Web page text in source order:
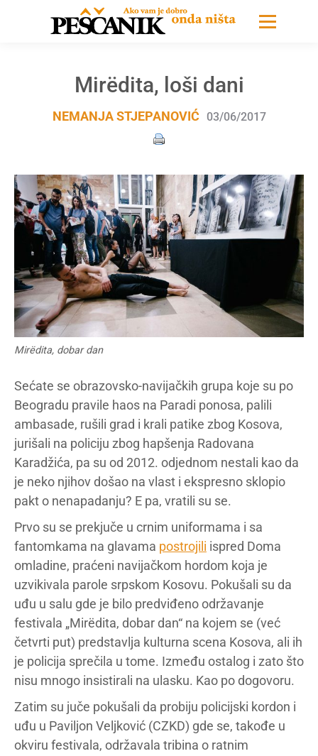
Mirëdita, loši dani
NEMANJA STJEPANOVIĆ 03/06/2017
Mirëdita, dobar dan
Sećate se obrazovsko-navijačkih grupa koje su po
Beogradu pravile haos na Paradi ponosa, palili
ambasade, rušili grad i krali patike zbog Kosova,
jurišali na policiju zbog hapšenja Radovana
Karadžića, pa su od 2012. odjednom nestali kao da
je neko njihov došao na vlast i ekspresno sklopio
pakt o nenapadanju? E pa, vratili su se.
Prvo su se prekjuče u crnim uniformama i sa
fantomkama na glavama postrojili ispred Doma
omladine, praćeni navijačkom hordom koja je
uzvikivala parole srpskom Kosovu. Pokušali su da
uđu u salu gde je bilo predviđeno održavanje
festivala „Mirëdita, dobar dan“ na kojem se (već
četvrti put) predstavlja kulturna scena Kosova, ali ih
je policija sprečila u tome. Između ostalog i zato što
nisu mnogo insistirali na ulasku. Kao po dogovoru.
Zatim su juče pokušali da probiju policijski kordon i
uđu u Paviljon Veljković (CZKD) gde se, takođe u
okviru festivala, održavala tribina o ratnim